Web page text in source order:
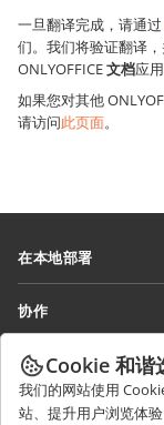
一旦翻译完成，请通过
们。我们将验证翻译
ONLYOFFICE文档应
如果您对其他
请访问此页面。
在本地部署
协作空间
工作区
连接器
协作
针对翻译人员
获取最新资讯
博客
获取帮助
Cookie 和谐
我们的网站使用
站、提升用户浏览体